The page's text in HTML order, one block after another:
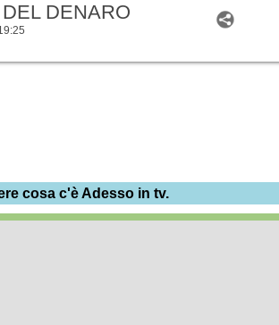
DENARO
cosa c'è Adesso in tv.